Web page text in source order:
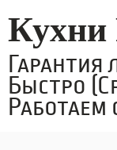
Кухни
Гарантия
Быстро
Работаем